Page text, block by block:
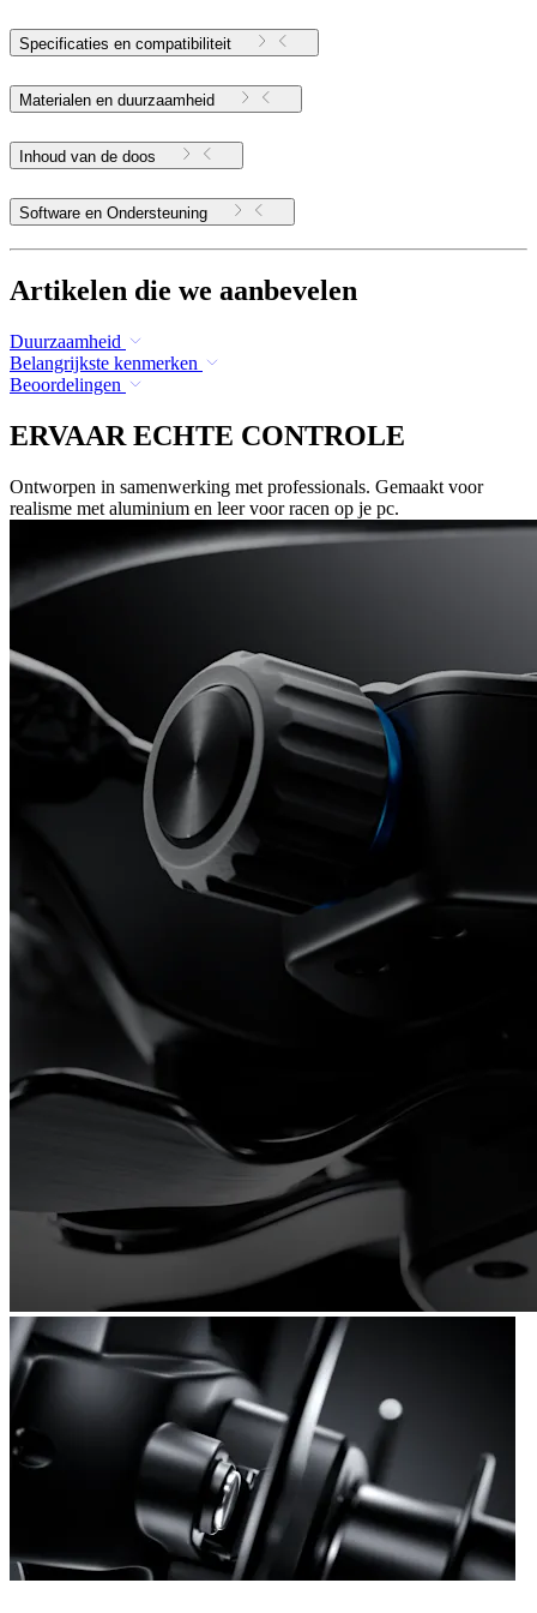
Specificaties en compatibiliteit
Materialen en duurzaamheid
Inhoud van de doos
Software en Ondersteuning
Artikelen die we aanbevelen
Duurzaamheid
Belangrijkste kenmerken
Beoordelingen
ERVAAR ECHTE CONTROLE
Ontworpen in samenwerking met professionals. Gemaakt voor
realisme met aluminium en leer voor racen op je pc.